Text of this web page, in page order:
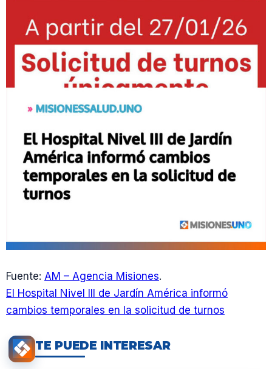
Fuente: AM – Agencia Misiones.
El Hospital Nivel III de Jardín América informó
cambios temporales en la solicitud de turnos
TE PUEDE INTERESAR